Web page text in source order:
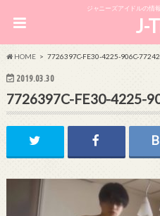
ジャニーズアイドルの情
J-
HOME 7726397C-FE30-4225-906C-
2019.03.30
7726397C-FE30-4225-